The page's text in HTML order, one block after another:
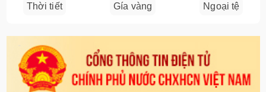
Thời tiết Gía vàng Ngoại tệ